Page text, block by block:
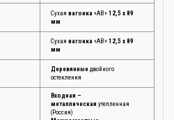
Сухая вагонка «АВ» 12,5 х 89
мм
Сухая вагонка «АВ» 12,5 х 89
мм
Деревянные двойного
остекления
Входная –
металлическая утепленная
(Россия)